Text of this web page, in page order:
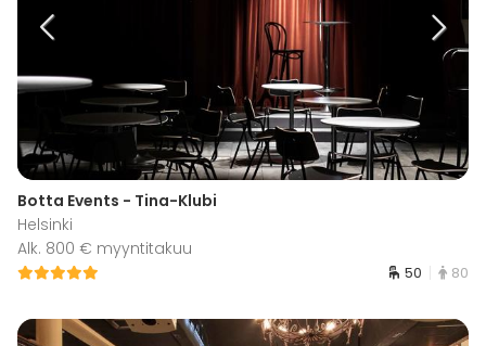
Botta Events - Tina-Klubi
Helsinki
Alk. 800 € myyntitakuu
50 80